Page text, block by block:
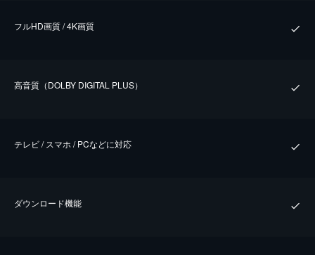
フルHD画質 / 4K画質
⾼⾳質（DOLBY DIGITAL PLUS）
テレビ / スマホ / PCなどに対応
ダウンロード機能